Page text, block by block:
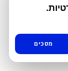
מסכים